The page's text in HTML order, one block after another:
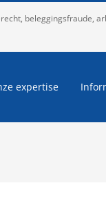
beleggingsfraude,
expertise